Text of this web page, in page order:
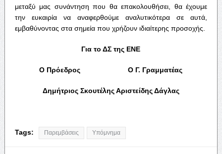
μεταξύ μας συνάντηση που θα επακολουθήσει, θα έχουμε
την ευκαιρία να αναφερθούμε αναλυτικότερα σε αυτά,
εμβαθύνοντας στα σημεία που χρήζουν ιδιαίτερης προσοχής.
Για το ΔΣ της ΕΝΕ
Ο ΠρόεδροςΟ Γ. Γραμματέας
Δημήτριος ΣκουτέληςΑριστείδης Δάγλας
Tags: Παρεμβάσεις Υπόμνημα